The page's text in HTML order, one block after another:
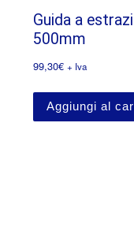
Guida a
500mm
99,30€ + Iva
Aggiungi al